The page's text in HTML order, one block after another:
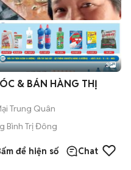
3
& BÁN HÀNG THỊ
Trung Quân
Bình Trị Đông
để hiện số Chat